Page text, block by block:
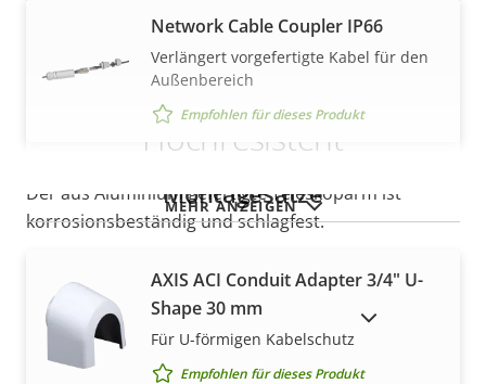
Hochresistent
Der aus Aluminium gefertigte Teleskoparm ist
korrosionsbeständig und schlagfest.
MEHR ANZEIGEN
Network Cable Coupler IP66
Verlängert vorgefertigte Kabel für den
Außenbereich
Empfohlen für dieses Produkt
Montagesätze
AXIS ACI Conduit Adapter 3/4" U-
Shape 30 mm
Für U-förmigen Kabelschutz
Empfohlen für dieses Produkt
AUSLAUFPRODUKTE ANZEIGEN